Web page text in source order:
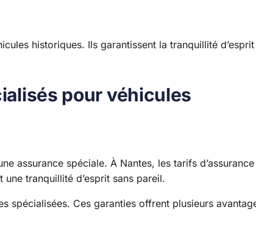
historiques. Ils garantissent la tranquillité d’esprit
pour véhicules
assurance spéciale. À Nantes, les tarifs d’assurance
tranquillité d’esprit sans pareil.
spécialisées. Ces garanties offrent plusieurs